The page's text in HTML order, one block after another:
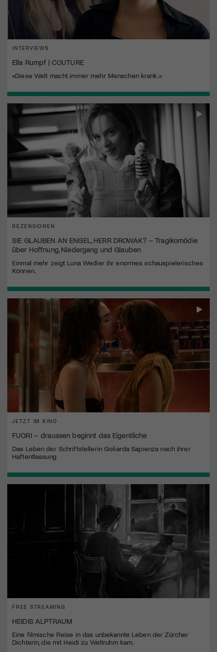
INTERVIEWS
Ella Rumpf | COUTURE
«Diese Welt macht immer mehr Menschen krank.»
REZENSIONEN
SIE GLAUBEN AN ENGEL, HERR DROWAK? – Tragikomödie
über Hoffnung, Niedergang und Glauben
Einmal mehr zeigt Luna Wedler ihr enormes schauspielerisches
Können.
JETZT IM KINO
FUORI – draussen beginnt das Eigentliche
Das Leben der Schriftstellerin Goliarda Sapienza nach ihrer
Haftentlassung
FREE STREAMING
HEIDIS ALPTRAUM
Eine filmische Reise in das unbekannte Leben der Zürcher
Dichterin, die mit Heidi zu Weltruhm kam.